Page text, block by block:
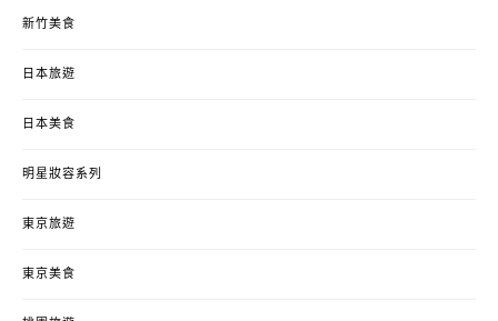
新竹美食
日本旅遊
日本美食
明星妝容系列
東京旅遊
東京美食